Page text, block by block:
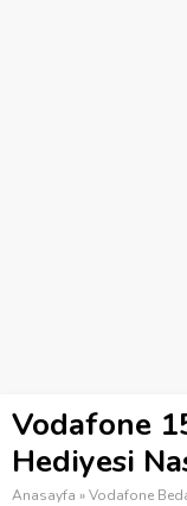
Vodafone
Hediyesi
Anasayfa »Vodafone